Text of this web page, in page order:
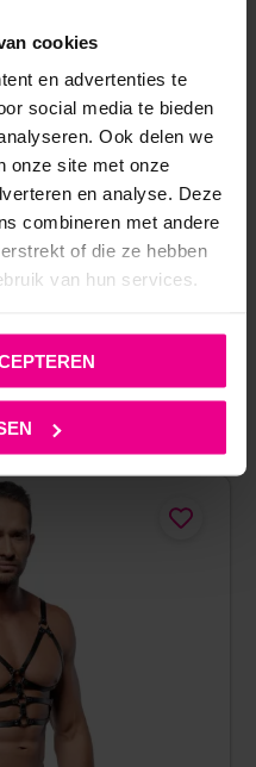
cookies
en advertenties te
social media te bieden
Ook delen we
onze site met onze
en analyse. Deze
combineren met andere
of die ze hebben
van hun services.
– CROSS – GLITTER –
OOK: